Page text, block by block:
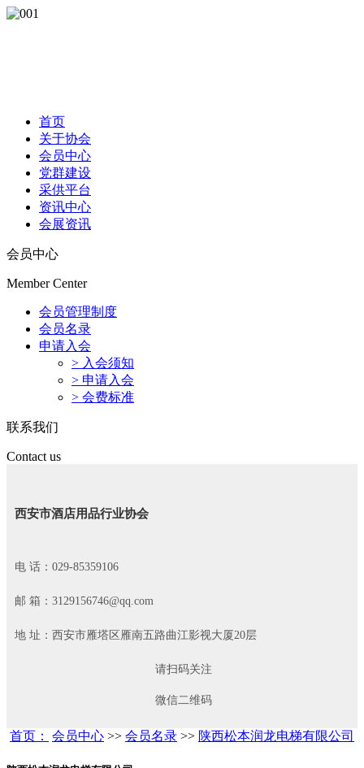
首页
关于协会
会员中心
党群建设
采供平台
资讯中心
会展资讯
会员中心
Member Center
会员管理制度
会员名录
申请入会
> 入会须知
> 申请入会
> 会费标准
联系我们
Contact us
西安市酒店用品行业协会
电 话：029-85359106
邮 箱：3129156746@qq.com
地 址：西安市雁塔区雁南五路曲江影视大厦20层
请扫码关注
微信二维码
首页： 会员中心 >> 会员名录 >> 陕西松本润龙电梯有限公司